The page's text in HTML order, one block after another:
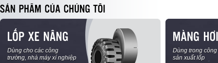
Dùng cho các công
trường, nhà máy xí nghiệp
Dùng trong
sản xuất lốp